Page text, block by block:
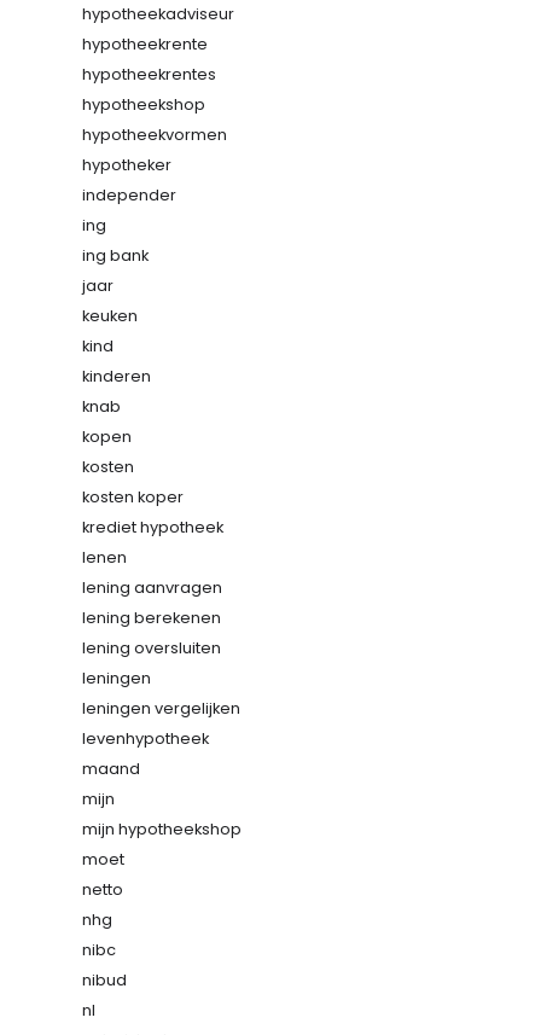
hypotheekadviseur
hypotheekrente
hypotheekrentes
hypotheekshop
hypotheekvormen
hypotheker
independer
ing
ing bank
jaar
keuken
kind
kinderen
knab
kopen
kosten
kosten koper
krediet hypotheek
lenen
lening aanvragen
lening berekenen
lening oversluiten
leningen
leningen vergelijken
levenhypotheek
maand
mijn
mijn hypotheekshop
moet
netto
nhg
nibc
nibud
nl